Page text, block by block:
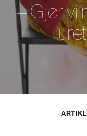
– Gjør vi